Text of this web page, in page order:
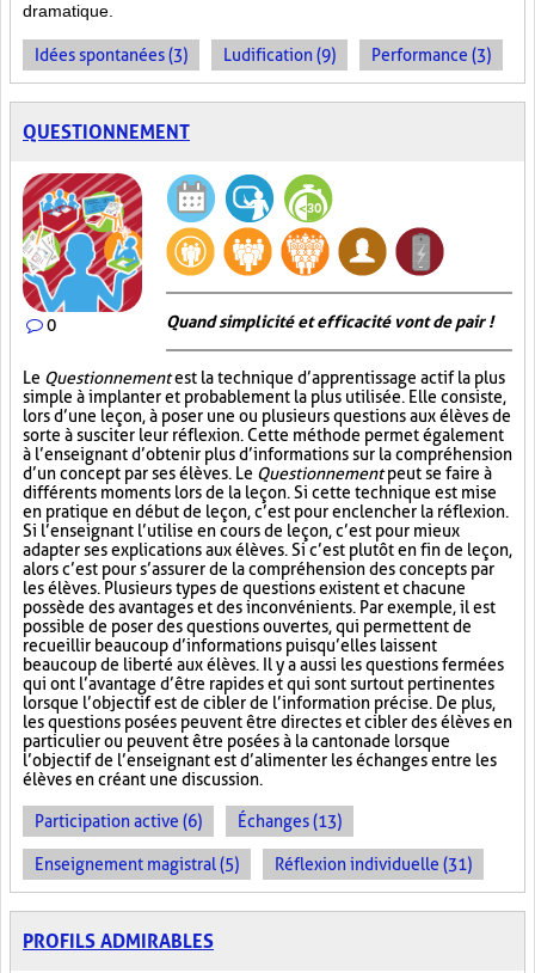
dramatique.
Idées spontanées (3) Ludification (9) Performance (3)
QUESTIONNEMENT
0 Quand simplicité et efficacité vont de pair !
Le Questionnementest la technique d’apprentissage actif la plus
simple à implanter et probablement la plus utilisée. Elle consiste,
lors d’une leçon, à poser une ou plusieurs questions aux élèves de
sorte à susciter leur réflexion. Cette méthode permet également
à l’enseignant d’obtenir plus d’informations sur la compréhension
d’un concept par ses élèves. Le Questionnementpeut se faire à
différents moments lors de la leçon. Si cette technique est mise
en pratique en début de leçon, c’est pour enclencher la réflexion.
Si l’enseignant l’utilise en cours de leçon, c’est pour mieux
adapter ses explications aux élèves. Si c’est plutôt en fin de leçon,
alors c’est pour s’assurer de la compréhension des concepts par
les élèves. Plusieurs types de questions existent et chacune
possède des avantages et des inconvénients. Par exemple, il est
possible de poser des questions ouvertes, qui permettent de
recueillir beaucoup d’informations puisqu’elles laissent
beaucoup de liberté aux élèves. Il y a aussi les questions fermées
qui ont l’avantage d’être rapides et qui sont surtout pertinentes
lorsque l’objectif est de cibler de l’information précise. De plus,
les questions posées peuvent être directes et cibler des élèves en
particulier ou peuvent être posées à la cantonade lorsque
l’objectif de l’enseignant est d’alimenter les échanges entre les
élèves en créant une discussion.
Participation active (6) Échanges (13)
Enseignement magistral (5) Réflexion individuelle (31)
PROFILS ADMIRABLES